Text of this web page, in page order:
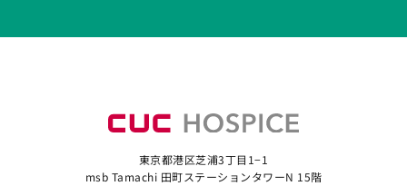
東京都港区芝浦3丁目1−1
msb Tamachi 田町ステーションタワーN 15階